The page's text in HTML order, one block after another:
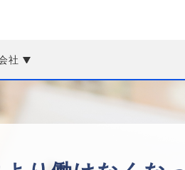
社